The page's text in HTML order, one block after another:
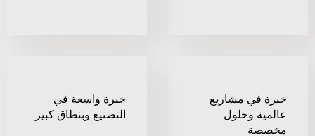
مشاريع
وحلول
خبرة واسعة في
التصنيع وبنطاق كبير